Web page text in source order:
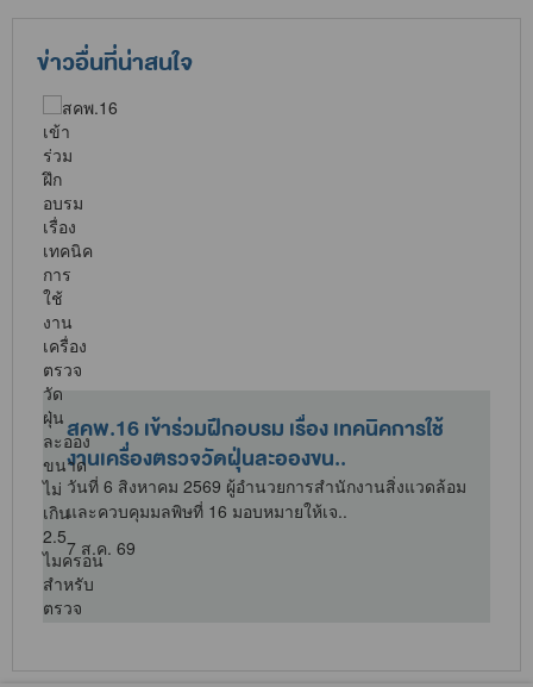
ข่าวอื่นที่น่าสนใจ
สคพ.16 เข้าร่วมฝึกอบรม เรื่อง เทคนิคการใช้
งานเครื่องตรวจวัดฝุ่นละอองขน..
วันที่ 6 สิงหาคม 2569 ผู้อำนวยการสำนักงานสิ่งแวดล้อม
และควบคุมมลพิษที่ 16 มอบหมายให้เจ..
7 ส.ค. 69